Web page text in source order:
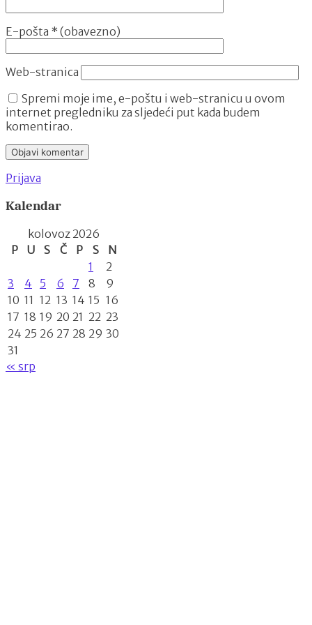
E-pošta * (obavezno)
Web-stranica
Spremi moje ime, e-poštu i web-stranicu u ovom
internet pregledniku za sljedeći put kada budem
komentirao.
Prijava
Kalendar
kolovoz 2026
P
U S Č P S
N
1
2
3
4 5 6 7 8
9
10 11 12 13 14 15 16
17 18 19 20 21 22 23
24 25 26 27 28 29 30
31
« srp